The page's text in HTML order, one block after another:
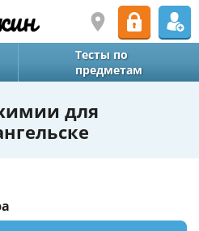
Тесты по
предметам
для